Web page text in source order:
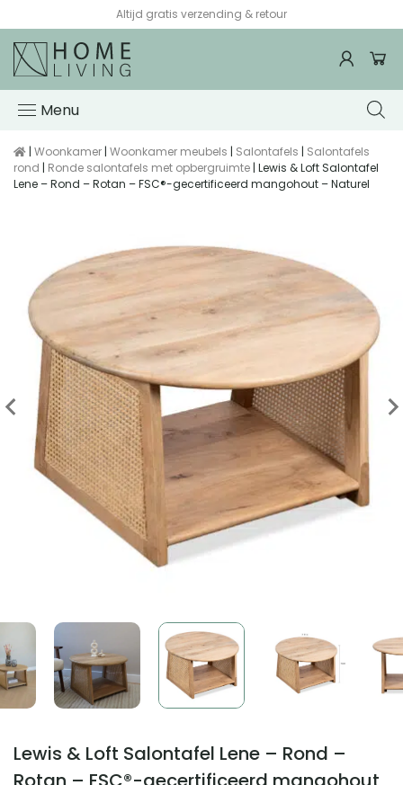
Altijd gratis verzending & retour
Menu
| Woonkamer | Woonkamer meubels | Salontafels | Salontafels
rond | Ronde salontafels met opbergruimte | Lewis & Loft Salontafel
Lene – Rond – Rotan – FSC®-gecertificeerd mangohout – Naturel
Lewis & Loft Salontafel Lene – Rond –